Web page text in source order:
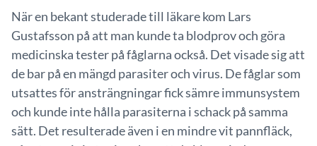
När en bekant studerade till läkare kom Lars
Gustafsson på att man kunde ta blodprov och göra
medicinska tester på fåglarna också. Det visade sig att
de bar på en mängd parasiter och virus. De fåglar som
utsattes för ansträngningar fick sämre immunsystem
och kunde inte hålla parasiterna i schack på samma
sätt. Det resulterade även i en mindre vit pannfläck,